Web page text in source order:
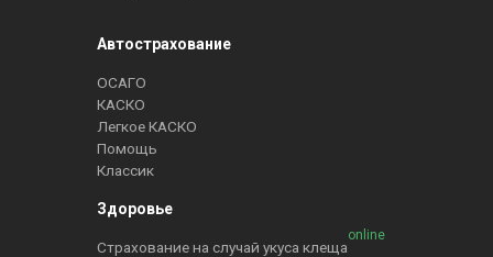
Автострахование
ОСАГО
КАСКО
Легкое КАСКО
Помощь
Классик
Здоровье
Страхование на случай укуса клеща
online